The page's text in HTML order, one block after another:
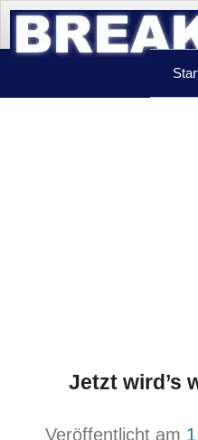
Jetzt wird’s
Veröffentlicht am